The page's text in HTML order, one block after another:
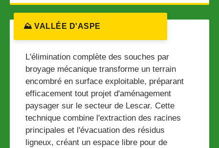
⛰️ VALLÉE D'ASPE
L'élimination complète des souches par
broyage mécanique transforme un terrain
encombré en surface exploitable, préparant
efficacement tout projet d'aménagement
paysager sur le secteur de Lescar. Cette
technique combine l'extraction des racines
principales et l'évacuation des résidus
ligneux, créant un espace libre pour de